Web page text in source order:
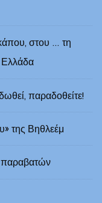
στου … τη
Ελλάδα
παραδοθείτε!
της Βηθλεέμ
παραβατών